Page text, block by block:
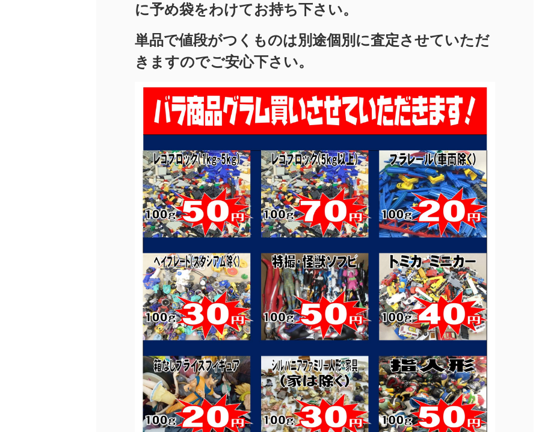
に予め袋をわけてお持ち下さい。
単品で値段がつくものは別途個別に査定させていただ
きますのでご安心下さい。